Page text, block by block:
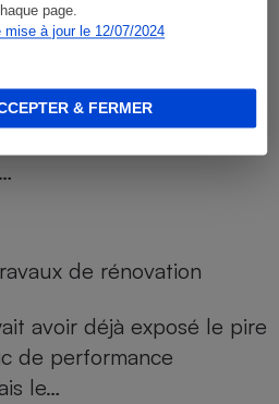
page.
à jour le 12/07/2024
& FERMER
- Des exceptions à
de louer des
2025 et ceux qui sont
de rénovation
avoir déjà exposé le pire
de performance
le…